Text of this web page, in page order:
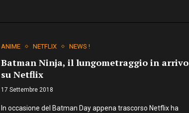
ANIME NETFLIX NEWS !
Batman Ninja, il lungometraggio in arrivo
su Netflix
17 Settembre 2018
In occasione del Batman Day appena trascorso Netflix ha